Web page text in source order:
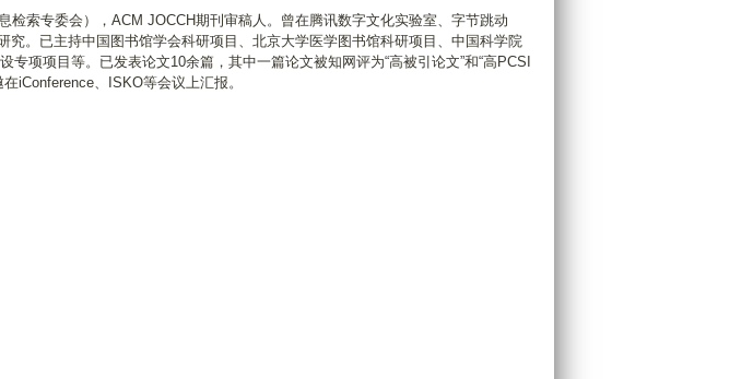
索专委会），ACM JOCCH期刊审稿人。曾在腾讯数字文化实验室、字节跳动
。已主持中国图书馆学会科研项目、北京大学医学图书馆科研项目、中国科学院
项项目等。已发表论文10余篇，其中一篇论文被知网评为“高被引论文”和“高PCSI
iConference、ISKO等会议上汇报。